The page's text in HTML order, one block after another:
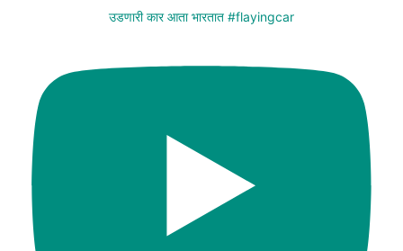
उडणारी कार आता भारतात #flayingcar